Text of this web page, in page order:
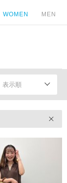
WOMEN MEN
表示順